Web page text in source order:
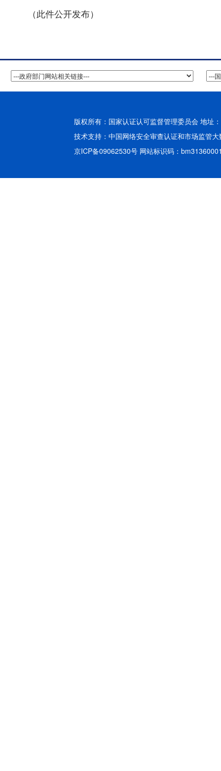
（此件公开发布）
版权所有：国家认证认可监督管理委员会 地址
技术支持： 中国网络安全审查认证和市场监管
京ICP备09062530号 网站标识码：